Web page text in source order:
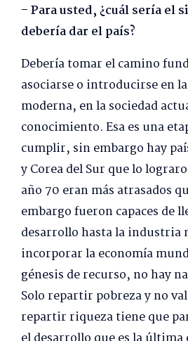
– Para usted, ¿cuál sería el
debería dar el país?
Debería tomar el camino
asociarse o introducirse en
moderna, en la sociedad
conocimiento. Esa es una
cumplir, sin embargo hay
y Corea del Sur que lo
año 70 eran más atrasados
embargo fueron capaces de
desarrollo hasta la industria
incorporar la economía
génesis de recurso, no hay
Solo repartir pobreza y no
repartir riqueza tiene que